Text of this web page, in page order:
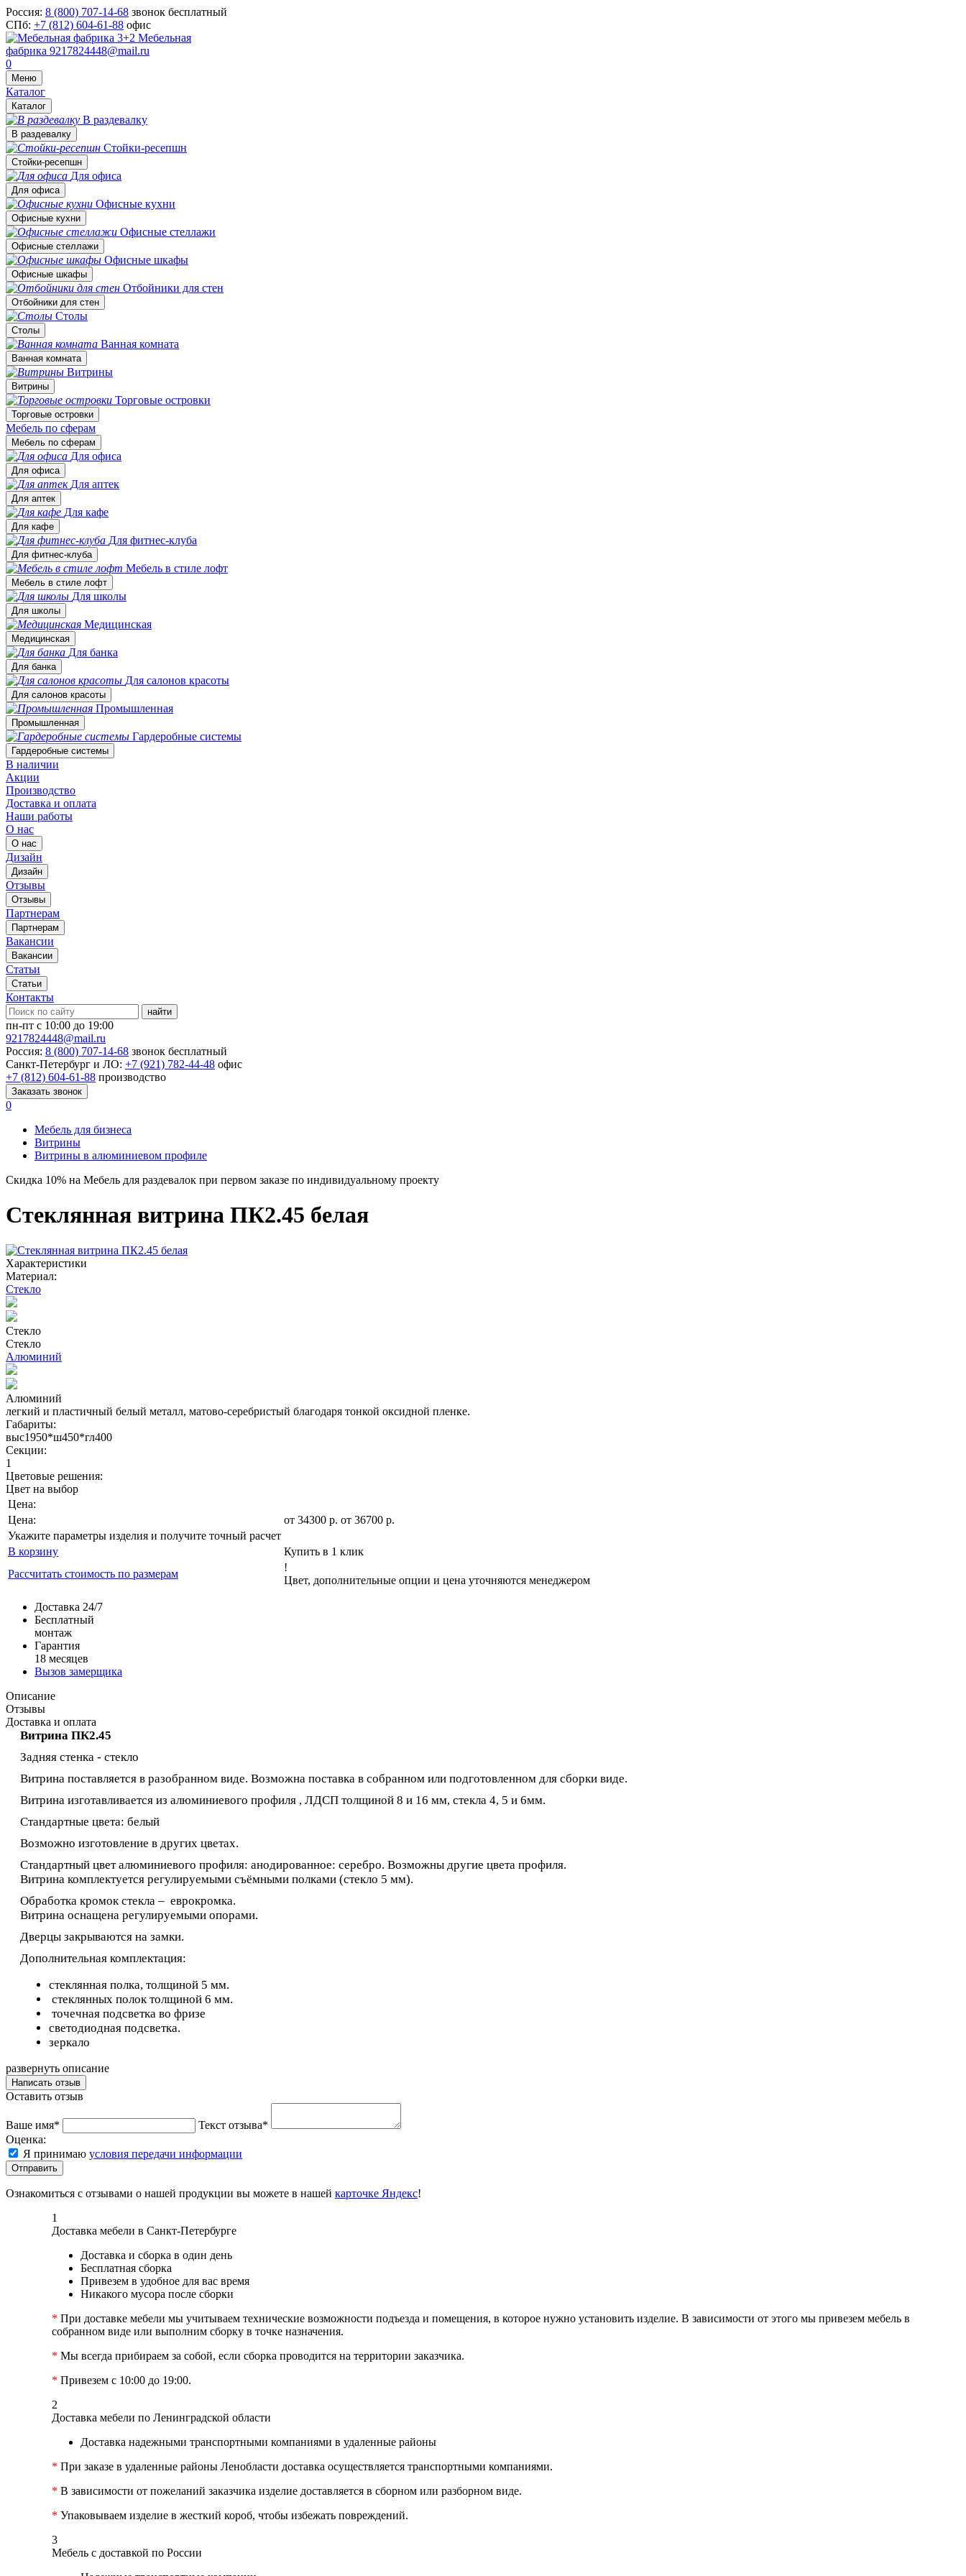
Россия: 8 (800) 707-14-68 звонок бесплатный
СПб: +7 (812) 604-61-88 офис
Мебельная
фабрика 9217824448@mail.ru
0
Меню
Каталог
Каталог
В раздевалку
В раздевалку
Стойки-ресепшн
Стойки-ресепшн
Для офиса
Для офиса
Офисные кухни
Офисные кухни
Офисные стеллажи
Офисные стеллажи
Офисные шкафы
Офисные шкафы
Отбойники для стен
Отбойники для стен
Столы
Столы
Ванная комната
Ванная комната
Витрины
Витрины
Торговые островки
Торговые островки
Мебель по сферам
Мебель по сферам
Для офиса
Для офиса
Для аптек
Для аптек
Для кафе
Для кафе
Для фитнес-клуба
Для фитнес-клуба
Мебель в стиле лофт
Мебель в стиле лофт
Для школы
Для школы
Медицинская
Медицинская
Для банка
Для банка
Для салонов красоты
Для салонов красоты
Промышленная
Промышленная
Гардеробные системы
Гардеробные системы
В наличии
Акции
Производство
Доставка и оплата
Наши работы
О нас
О нас
Дизайн
Дизайн
Отзывы
Отзывы
Партнерам
Партнерам
Вакансии
Вакансии
Статьи
Статьи
Контакты
найти
пн-пт с 10:00 до 19:00
9217824448@mail.ru
Россия: 8 (800) 707-14-68 звонок бесплатный
Санкт-Петербург и ЛО: +7 (921) 782-44-48 офис
+7 (812) 604-61-88 производство
Заказать звонок
0
Мебель для бизнеса
Витрины
Витрины в алюминиевом профиле
Скидка 10% на Мебель для раздевалок при первом заказе по индивидуальному проекту
Стеклянная витрина ПК2.45 белая
Характеристики
Материал:
Стекло
Стекло
Стекло
Алюминий
Алюминий
легкий и пластичный белый металл, матово-серебристый благодаря тонкой оксидной пленке.
Габариты:
выс1950*ш450*гл400
Секции:
1
Цветовые решения:
Цвет на выбор
Цена:
Цена:
от 34300 р. от 36700 р.
Укажите параметры изделия и получите точный расчет
В корзину
Купить в 1 клик
Рассчитать стоимость по размерам
!
Цвет, дополнительные опции и цена уточняются менеджером
Доставка 24/7
Бесплатный
монтаж
Гарантия
18 месяцев
Вызов замерщика
Описание
Отзывы
Доставка и оплата
Витрина ПК2.45
Задняя стенка - стекло
Витрина поставляется в разобранном виде. Возможна поставка в собранном или подготовленном для сборки виде.
Витрина изготавливается из алюминиевого профиля , ЛДСП толщиной 8 и 16 мм, стекла 4, 5 и 6мм.
Стандартные цвета: белый
Возможно изготовление в других цветах.
Стандартный цвет алюминиевого профиля: анодированное: серебро. Возможны другие цвета профиля.
Витрина комплектуется регулируемыми съёмными полками (стекло 5 мм).
Обработка кромок стекла – еврокромка.
Витрина оснащена регулируемыми опорами.
Дверцы закрываются на замки.
Дополнительная комплектация:
стеклянная полка, толщиной 5 мм.
стеклянных полок толщиной 6 мм.
точечная подсветка во фризе
светодиодная подсветка.
зеркало
развернуть описание
Написать отзыв
Оставить отзыв
Ваше имя*
Текст отзыва*
Оценка:
Я принимаю условия передачи информации
Отправить
Ознакомиться с отзывами о нашей продукции вы можете в нашей карточке Яндекс!
1
Доставка мебели в Санкт-Петербурге
Доставка и сборка в один день
Бесплатная сборка
Привезем в удобное для вас время
Никакого мусора после сборки
* При доставке мебели мы учитываем технические возможности подъезда и помещения, в которое нужно установить изделие. В зависимости от этого мы привезем мебель в
собранном виде или выполним сборку в точке назначения.
* Мы всегда прибираем за собой, если сборка проводится на территории заказчика.
* Привезем с 10:00 до 19:00.
2
Доставка мебели по Ленинградской области
Доставка надежными транспортными компаниями в удаленные районы
* При заказе в удаленные районы Ленобласти доставка осуществляется транспортными компаниями.
* В зависимости от пожеланий заказчика изделие доставляется в сборном или разборном виде.
* Упаковываем изделие в жесткий короб, чтобы избежать повреждений.
3
Мебель с доставкой по России